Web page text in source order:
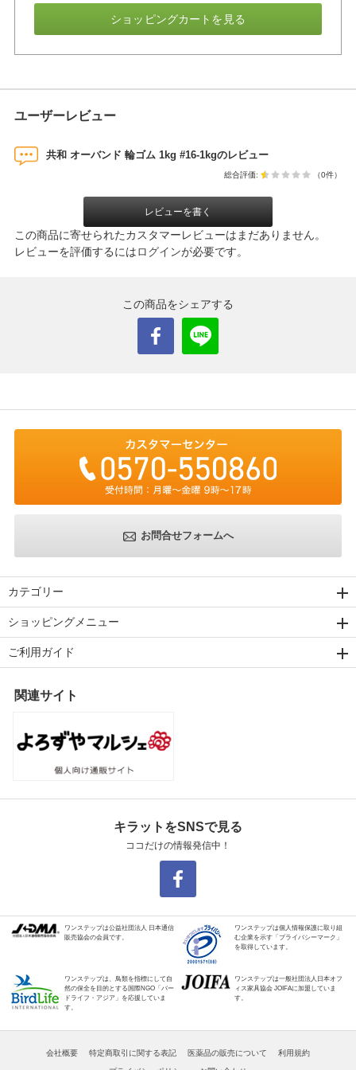
ショッピングカートを見る
ユーザーレビュー
共和 オーバンド 輪ゴム 1kg #16-1kgのレビュー
総合評価: （0件）
レビューを書く
この商品に寄せられたカスタマーレビューはまだありません。
レビューを評価するにはログインが必要です。
この商品をシェアする
お問合せフォームへ
カテゴリー
ショッピングメニュー
ご利用ガイド
関連サイト
キラットをSNSで見る
ココだけの情報発信中！
ワンステップは公益社団法人 日本通信
販売協会の会員です。
ワンステップは個人情報保護に取り組
む企業を示す「プライバシーマーク」
を取得しています。
ワンステップは、鳥類を指標にして自
然の保全を目的とする国際NGO「バー
ドライフ・アジア」を応援していま
す。
ワンステップは一般社団法人日本オフ
ィス家具協会 JOIFAに加盟していま
す。
会社概要 特定商取引に関する表記 医薬品の販売について 利用規約